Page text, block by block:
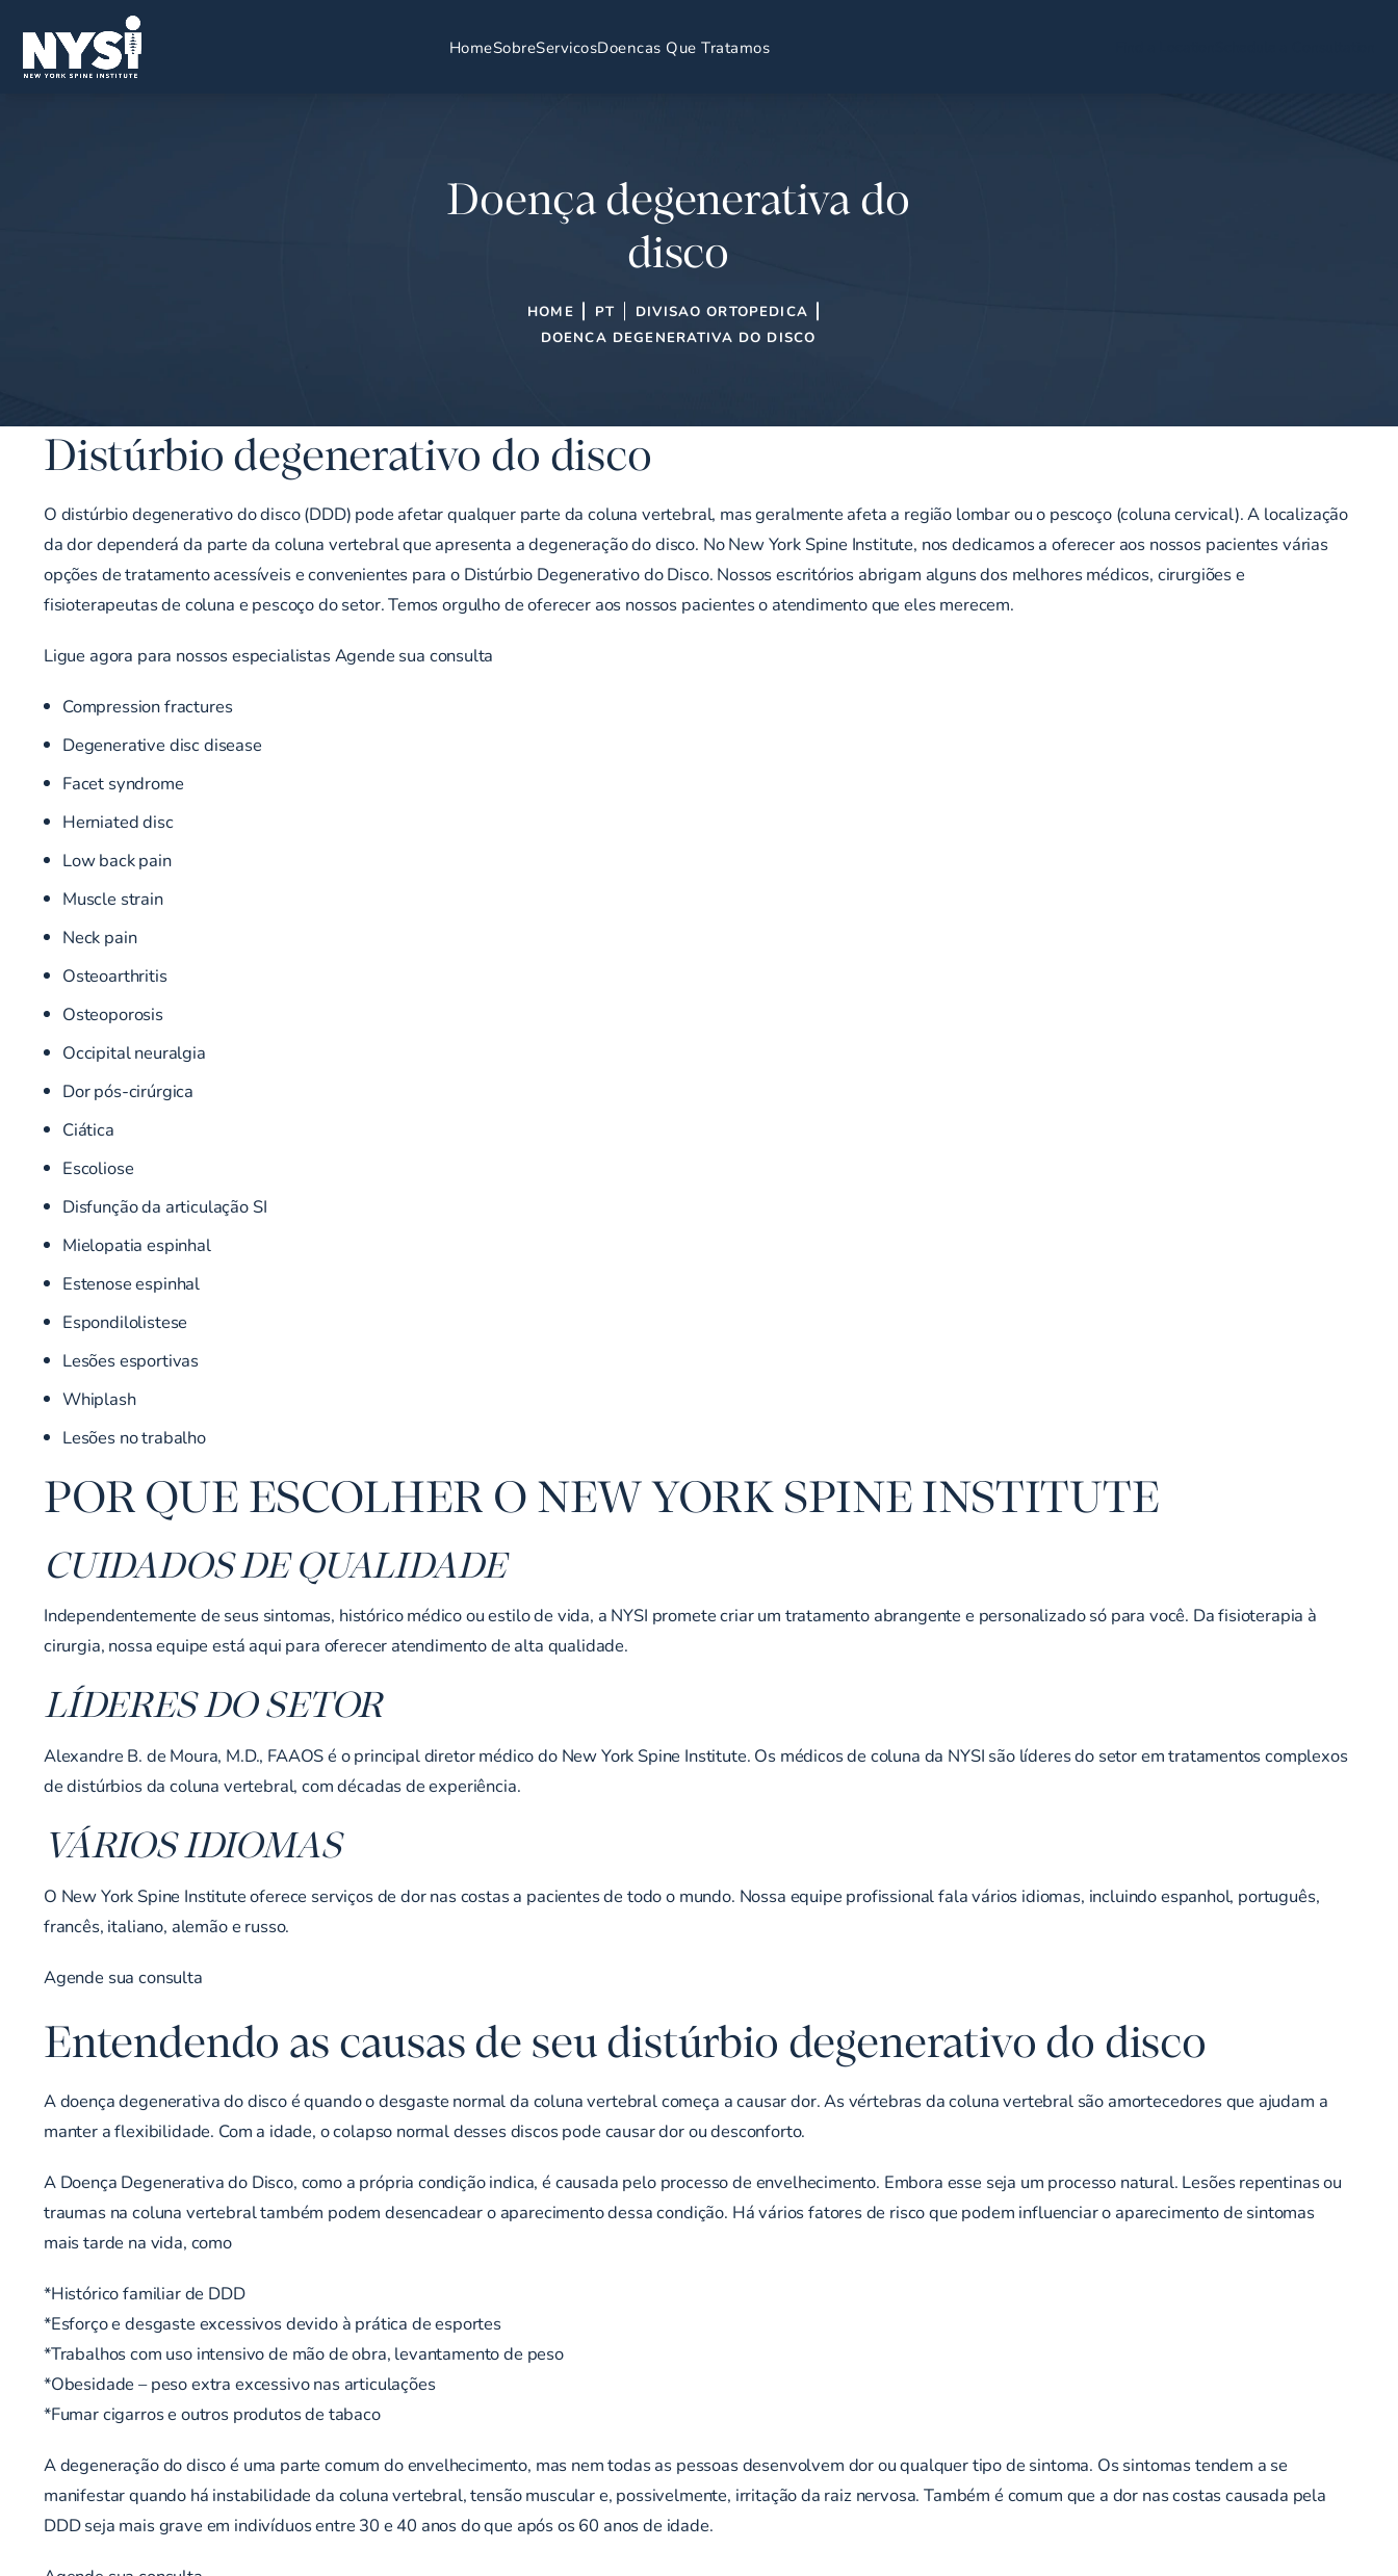
HomeSobreServicosDoencas Que Tratamos
Doença degenerativa do
disco
HOME PT
DIVISAO ORTOPEDICA
DOENCA DEGENERATIVA DO DISCO
Distúrbio degenerativo do disco
O distúrbio degenerativo do disco (DDD) pode afetar qualquer parte da coluna vertebral, mas geralmente afeta a região lombar ou o pescoço (coluna cervical). A localização
da dor dependerá da parte da coluna vertebral que apresenta a degeneração do disco. No New York Spine Institute, nos dedicamos a oferecer aos nossos pacientes várias
opções de tratamento acessíveis e convenientes para o Distúrbio Degenerativo do Disco. Nossos escritórios abrigam alguns dos melhores médicos, cirurgiões e
fisioterapeutas de coluna e pescoço do setor. Temos orgulho de oferecer aos nossos pacientes o atendimento que eles merecem.
Ligue agora para nossos especialistasAgende sua consulta
Compression fractures
Degenerative disc disease
Facet syndrome
Herniated disc
Low back pain
Muscle strain
Neck pain
Osteoarthritis
Osteoporosis
Occipital neuralgia
Dor pós-cirúrgica
Ciática
Escoliose
Disfunção da articulação SI
Mielopatia espinhal
Estenose espinhal
Espondilolistese
Lesões esportivas
Whiplash
Lesões no trabalho
POR QUE ESCOLHER O NEW YORK SPINE INSTITUTE
CUIDADOS DE QUALIDADE
Independentemente de seus sintomas, histórico médico ou estilo de vida, a NYSI promete criar um tratamento abrangente e personalizado só para você. Da fisioterapia à
cirurgia, nossa equipe está aqui para oferecer atendimento de alta qualidade.
LÍDERES DO SETOR
Alexandre B. de Moura, M.D., FAAOS é o principal diretor médico do New York Spine Institute. Os médicos de coluna da NYSI são líderes do setor em tratamentos complexos
de distúrbios da coluna vertebral, com décadas de experiência.
VÁRIOS IDIOMAS
O New York Spine Institute oferece serviços de dor nas costas a pacientes de todo o mundo. Nossa equipe profissional fala vários idiomas, incluindo espanhol, português,
francês, italiano, alemão e russo.
Agende sua consulta
Entendendo as causas de seu distúrbio degenerativo do disco
A doença degenerativa do disco é quando o desgaste normal da coluna vertebral começa a causar dor. As vértebras da coluna vertebral são amortecedores que ajudam a
manter a flexibilidade. Com a idade, o colapso normal desses discos pode causar dor ou desconforto.
A Doença Degenerativa do Disco, como a própria condição indica, é causada pelo processo de envelhecimento. Embora esse seja um processo natural. Lesões repentinas ou
traumas na coluna vertebral também podem desencadear o aparecimento dessa condição. Há vários fatores de risco que podem influenciar o aparecimento de sintomas
mais tarde na vida, como
*Histórico familiar de DDD
*Esforço e desgaste excessivos devido à prática de esportes
*Trabalhos com uso intensivo de mão de obra, levantamento de peso
*Obesidade – peso extra excessivo nas articulações
*Fumar cigarros e outros produtos de tabaco
A degeneração do disco é uma parte comum do envelhecimento, mas nem todas as pessoas desenvolvem dor ou qualquer tipo de sintoma. Os sintomas tendem a se
manifestar quando há instabilidade da coluna vertebral, tensão muscular e, possivelmente, irritação da raiz nervosa. Também é comum que a dor nas costas causada pela
DDD seja mais grave em indivíduos entre 30 e 40 anos do que após os 60 anos de idade.